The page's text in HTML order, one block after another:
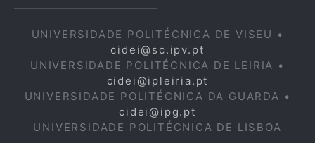
UNIVERSIDADE POLITÉCNICA DE VISEU •
cidei@sc.ipv.pt
UNIVERSIDADE POLITÉCNICA DE LEIRIA •
cidei@ipleiria.pt
UNIVERSIDADE POLITÉCNICA DA GUARDA •
cidei@ipg.pt
UNIVERSIDADE POLITÉCNICA DE LISBOA